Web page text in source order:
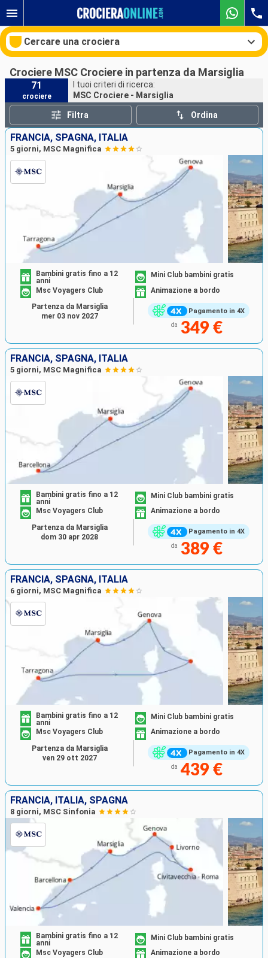
Cercare una crociera
Le nostre destinazioni
Mesi di partenza
Porti Compagnie
Ricerca
Crociere MSC Crociere in partenza da Marsiglia
71
crociere
I tuoi criteri di ricerca:
MSC Crociere - Marsiglia
Filtra Ordina
FRANCIA, SPAGNA, ITALIA
5 giorni, MSC Magnifica
Pagamento in 4X
Bambini gratis fino a 12
anni
Mini Club bambini gratis
Msc Voyagers Club
Animazione a bordo
da 349 €
Partenza da Marsiglia
mer 03 nov 2027
FRANCIA, SPAGNA, ITALIA
5 giorni, MSC Magnifica
Pagamento in 4X
Bambini gratis fino a 12
anni
Mini Club bambini gratis
Msc Voyagers Club
Animazione a bordo
da 389 €
Partenza da Marsiglia
dom 30 apr 2028
FRANCIA, SPAGNA, ITALIA
6 giorni, MSC Magnifica
Pagamento in 4X
Bambini gratis fino a 12
anni
Mini Club bambini gratis
Msc Voyagers Club
Animazione a bordo
da 439 €
Partenza da Marsiglia
ven 29 ott 2027
FRANCIA, ITALIA, SPAGNA
8 giorni, MSC Sinfonia
Bambini gratis fino a 12
anni
Mini Club bambini gratis
Msc Voyagers Club
Animazione a bordo